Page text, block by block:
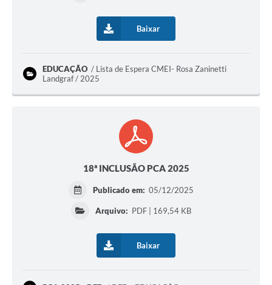
Baixar
EDUCAÇÃO
Lista de Espera CMEI- Rosa Zaninetti
Landgraf / 2025
18ª INCLUSÃO PCA 2025
Publicado em: 05/12/2025
Arquivo: PDF | 169,54 KB
Baixar